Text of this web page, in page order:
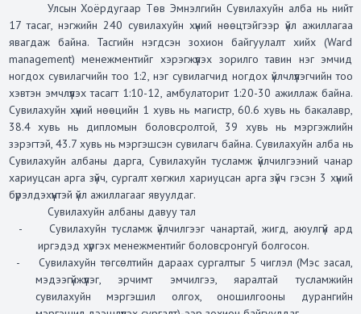
Улсын Хоёрдугаар Төв Эмнэлгийн Сувилахуйн алба нь нийт
17 тасаг, нэгжийн 240 сувилахуйн хүний нөөцтэйгээр үйл ажиллагаа
явагдаж байна. Тасгийн нэгдсэн зохион байгуулалт хийх (Ward
management) менежментийг хэрэгжүүлэх зорилго тавин нэг эмчид
ногдох сувилагчийн тоо 1:2, нэг сувилагчид ногдох үйлчлүүлэгчийн тоо
хэвтэн эмчлүүлэх тасагт 1:10-12, амбулаторит 1:20-30 ажиллаж байна.
Сувилахуйн хүний нөөцийн 1 хувь нь магистр, 60.6 хувь нь бакалавр,
38.4 хувь нь дипломын боловсролтой, 39 хувь нь мэргэжлийн
зэрэгтэй, 43.7 хувь нь мэргэшсэн сувилагч байна. Сувилахуйн алба нь
Сувилахуйн албаны дарга, Сувилахуйн тусламж үйлчилгээний чанар
хариуцсан арга зүйч, сургалт хөгжил хариуцсан арга зүйч гэсэн 3 хүний
бүрэлдэхүүнтэй үйл ажиллагааг явуулдаг.
Сувилахуйн албаны давуу тал
-
Сувилахуйн тусламж үйлчилгээг чанартай, жигд, аюулгүй ард
иргэдэд хүргэх менежментийг боловсронгуй болгосон.
-
Сувилахуйн төгсөлтийн дараах сургалтыг 5 чиглэл (Мэс засал,
мэдээгүйжүүлэг, эрчимт эмчилгээ, яаралтай тусламжийн
сувилахуйн мэргэшил олгох, оношилгооны дурангийн